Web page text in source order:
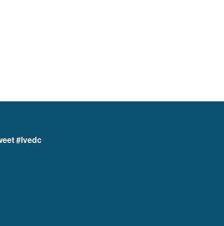
#lvedc